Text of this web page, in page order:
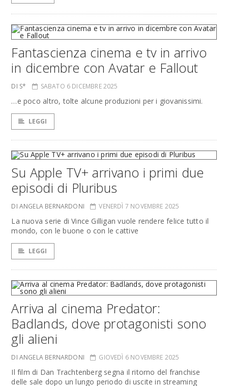
Fantascienza cinema e tv in arrivo
in dicembre con Avatar e Fallout
DI S* SABATO 6 DICEMBRE 2025
…e poco altro, tolte alcune produzioni per i giovanissimi.
LEGGI
Su Apple TV+ arrivano i primi due
episodi di Pluribus
DI ANGELA BERNARDONI VENERDÌ 7 NOVEMBRE 2025
La nuova serie di Vince Gilligan vuole rendere felice tutto il
mondo, con le buone o con le cattive
LEGGI
Arriva al cinema Predator:
Badlands, dove protagonisti sono
gli alieni
DI ANGELA BERNARDONI GIOVEDÌ 6 NOVEMBRE 2025
Il film di Dan Trachtenberg segna il ritorno del franchise
delle sale dopo un lungo periodo di uscite in streaming